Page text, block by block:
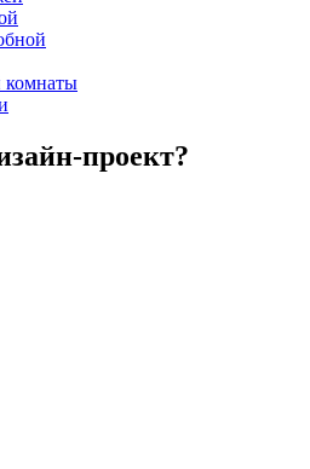
комнаты
проект?